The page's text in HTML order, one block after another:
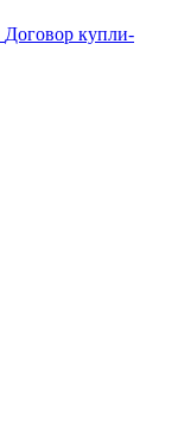
Договор купли-